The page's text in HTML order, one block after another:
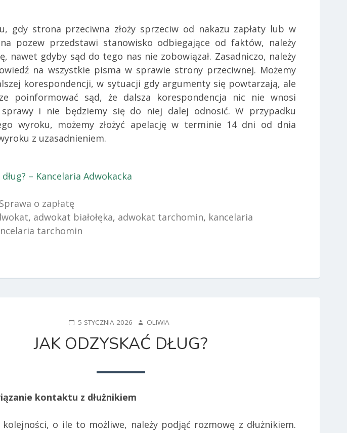
gdy strona przeciwna złoży sprzeciw od nakazu zapłaty lub w
pozew przedstawi stanowisko odbiegające od faktów, należy
nawet gdyby sąd do tego nas nie zobowiązał. Zasadniczo, należy
na wszystkie pisma w sprawie strony przeciwnej. Możemy
korespondencji, w sytuacji gdy argumenty się powtarzają, ale
poinformować sąd, że dalsza korespondencja nic nie wnosi
i nie będziemy się do niej dalej odnosić. W przypadku
wyroku, możemy złożyć apelację w terminie 14 dni od dnia
z uzasadnieniem.
dług? – Kancelaria Adwokacka
Sprawa o zapłatę
, adwokat białołęka, adwokat tarchomin, kancelaria
tarchomin
POSTED
5 STYCZNIA 2026 AUTHOR
OLIWIA
JAK ODZYSKAĆ DŁUG?
kontaktu z dłużnikiem
o ile to możliwe, należy podjąć rozmowę z dłużnikiem.